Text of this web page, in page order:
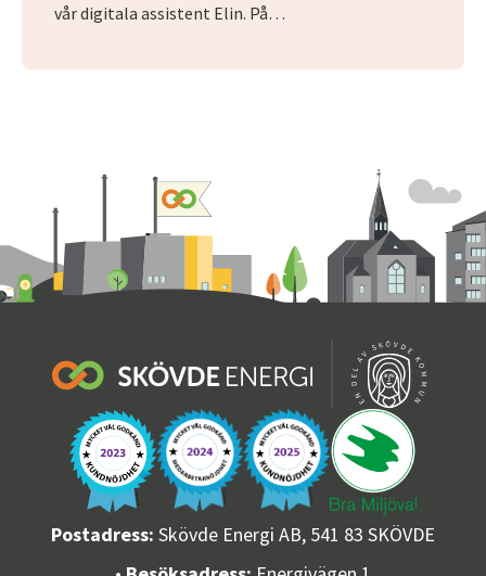
vår digitala assistent Elin. På…
Postadress: Skövde Energi AB, 541 83 SKÖVDE